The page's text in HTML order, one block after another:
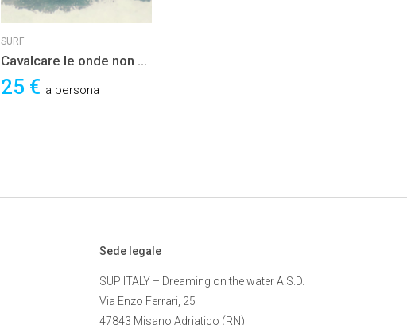
SURF
Cavalcare le onde non è
mai stato così facile e
divertente
25 € a persona
Sede legale
SUP ITALY – Dreaming on the water A.S.D.
Via Enzo Ferrari, 25
47843 Misano Adriatico (RN)